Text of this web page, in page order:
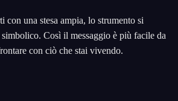
con una stesa ampia, lo strumento si
Così il messaggio è più facile da
con ciò che stai vivendo.